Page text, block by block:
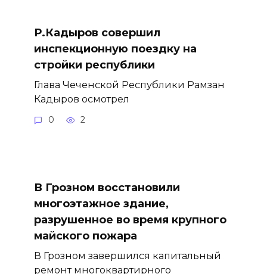
Р.Кадыров совершил
инспекционную поездку на
стройки республики
Глава Чеченской Республики Рамзан
Кадыров осмотрел
0 2
В Грозном восстановили
многоэтажное здание,
разрушенное во время крупного
майского пожара
В Грозном завершился капитальный
ремонт многоквартирного